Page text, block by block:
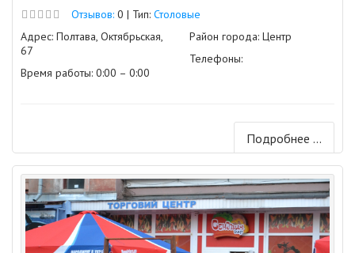
Отзывов: 0 | Тип: Столовые
Адрес: Полтава, Октябрьская,
67
Время работы: 0:00 – 0:00
Район города: Центр
Телефоны:
Подробнее ...